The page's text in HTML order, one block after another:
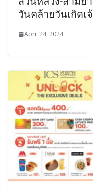
วันคล้ายวันเกิด
April 24, 2024